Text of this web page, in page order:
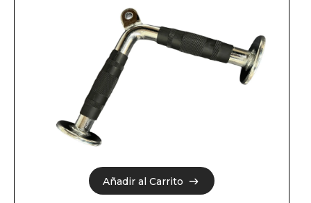
Añadir al Carrito
Añadir al Carrito